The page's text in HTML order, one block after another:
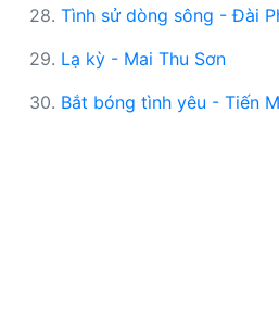
28. Tình sử dòng sông - Đài
29. Lạ kỳ - Mai Thu Sơn
30. Bắt bóng tình yêu - Tiến